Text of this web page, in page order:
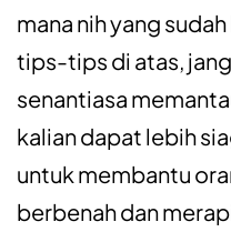
mana nih yang
tips-tips di atas,
senantiasa
kalian dapat lebih
untuk membantu
berbenah dan